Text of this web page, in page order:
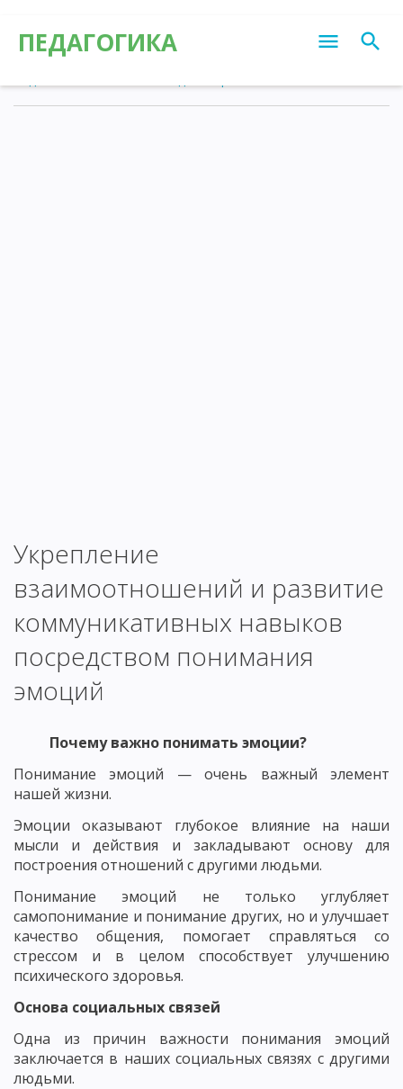
ПЕДАГОГИКА
Укрепление
взаимоотношений и развитие
коммуникативных навыков
посредством понимания
эмоций
Почему важно понимать эмоции?
Понимание эмоций — очень важный элемент
нашей жизни.
Эмоции оказывают глубокое влияние на наши
мысли и действия и закладывают основу для
построения отношений с другими людьми.
Понимание эмоций не только углубляет
самопонимание и понимание других, но и улучшает
качество общения, помогает справляться со
стрессом и в целом способствует улучшению
психического здоровья.
Основа социальных связей
Одна из причин важности понимания эмоций
заключается в наших социальных связях с другими
людьми.